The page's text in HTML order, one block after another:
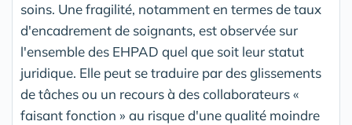
soins. Une fragilité, notamment en termes de taux
d'encadrement de soignants, est observée sur
l'ensemble des EHPAD quel que soit leur statut
juridique. Elle peut se traduire par des glissements
de tâches ou un recours à des collaborateurs «
faisant fonction » au risque d'une qualité moindre